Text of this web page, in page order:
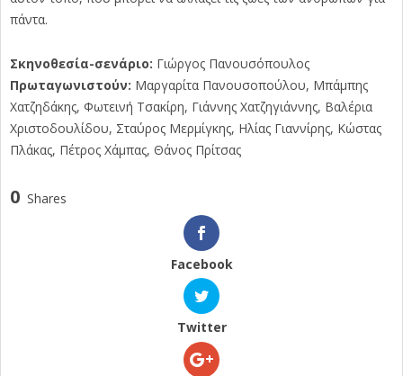
πάντα.
Σκηνοθεσία-σενάριο: Γιώργος Πανουσόπουλος
Πρωταγωνιστούν: Μαργαρίτα Πανουσοπούλου, Μπάμπης
Χατζηδάκης, Φωτεινή Τσακίρη, Γιάννης Χατζηγιάννης, Βαλέρια
Χριστοδουλίδου, Σταύρος Μερμίγκης, Ηλίας Γιαννίρης, Κώστας
Πλάκας, Πέτρος Χάμπας, Θάνος Πρίτσας
0 Shares
Facebook
Twitter